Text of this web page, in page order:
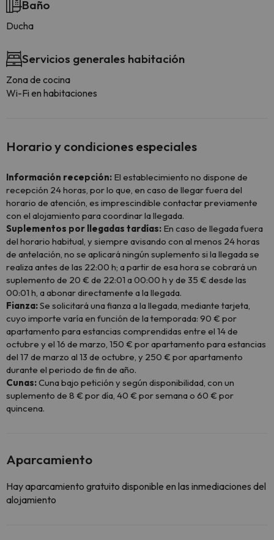
Baño
Ducha
Servicios generales habitación
Zona de cocina
Wi-Fi en habitaciones
Horario y condiciones especiales
Información recepción: El establecimiento no dispone de
recepción 24 horas, por lo que, en caso de llegar fuera del
horario de atención, es imprescindible contactar previamente
con el alojamiento para coordinar la llegada.
Suplementos por llegadas tardías: En caso de llegada fuera
del horario habitual, y siempre avisando con al menos 24 horas
de antelación, no se aplicará ningún suplemento si la llegada se
realiza antes de las 22:00 h; a partir de esa hora se cobrará un
suplemento de 20 € de 22:01 a 00:00 h y de 35 € desde las
00:01 h, a abonar directamente a la llegada.
Fianza:Se solicitará una fianza a la llegada, mediante tarjeta,
cuyo importe varía en función de la temporada: 90 € por
apartamento para estancias comprendidas entre el 14 de
octubre y el 16 de marzo, 150 € por apartamento para estancias
del 17 de marzo al 13 de octubre, y 250 € por apartamento
durante el periodo de fin de año.
Cunas:Cuna bajo petición y según disponibilidad, con un
suplemento de 8 € por día, 40 € por semana o 60 € por
quincena.
Aparcamiento
Hay aparcamiento gratuito disponible en las inmediaciones del
alojamiento